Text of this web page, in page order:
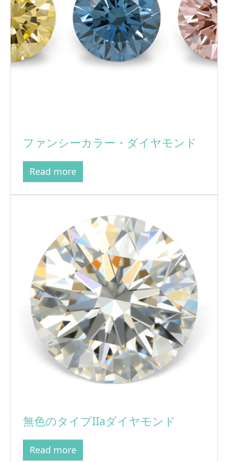
ファンシーカラー・ダイヤモンド
Read more
無色のタイプIIaダイヤモンド
Read more